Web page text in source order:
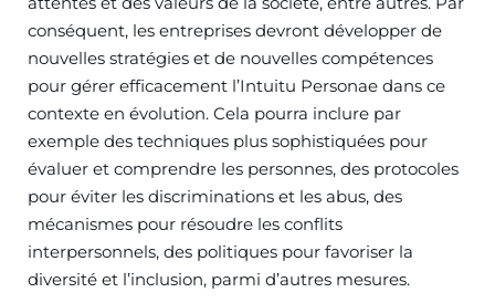
conséquent, les entreprises devront développer de
nouvelles stratégies et de nouvelles compétences
pour gérer efficacement l’Intuitu Personae dans ce
contexte en évolution. Cela pourra inclure par
exemple des techniques plus sophistiquées pour
évaluer et comprendre les personnes, des protocoles
pour éviter les discriminations et les abus, des
mécanismes pour résoudre les conflits
interpersonnels, des politiques pour favoriser la
diversité et l’inclusion, parmi d’autres mesures.